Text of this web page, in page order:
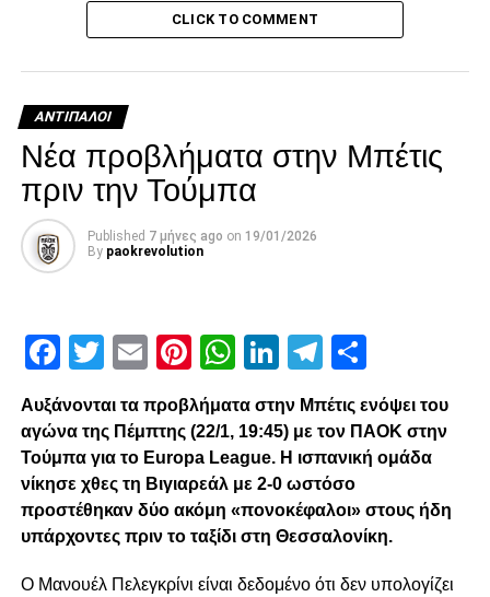
Μεγάλο διπλό ο Πανιώνιος!
DON'T MISS
Καυτή ατμόσφαιρα στη Λεωφόρο ελέω
αποκλεισμού
paokrevolution
CLICK TO COMMENT
ΑΝΤΊΠΑΛΟΙ
Νέα προβλήματα στην Μπέτις
πριν την Τούμπα
Published 7 μήνες ago on 19/01/2026
By paokrevolution
Facebook
Twitter
EmailPinterest
WhatsApp
LinkedIn
Telegram
Αυξάνονται τα προβλήματα στην Μπέτις ενόψει του
αγώνα της Πέμπτης (22/1, 19:45) με τον ΠΑΟΚ στην
Τούμπα για το Europa League. Η ισπανική ομάδα
νίκησε χθες τη Βιγιαρεάλ με 2-0 ωστόσο
προστέθηκαν δύο ακόμη «πονοκέφαλοι» στους ήδη
υπάρχοντες πριν το ταξίδι στη Θεσσαλονίκη.
Ο Μανουέλ Πελεγκρίνι είναι δεδομένο ότι δεν υπολογίζει